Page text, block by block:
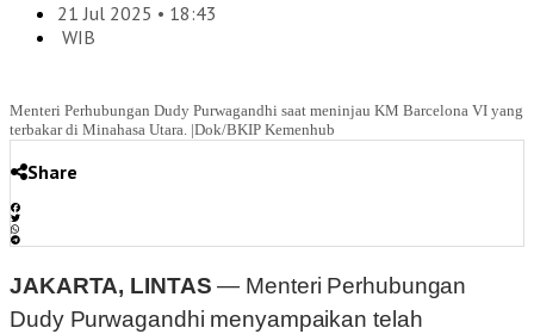
21 Jul 2025 • 18:43
WIB
Menteri Perhubungan Dudy Purwagandhi saat meninjau KM Barcelona VI yang
terbakar di Minahasa Utara. |Dok/BKIP Kemenhub
Share
JAKARTA, LINTAS — Menteri Perhubungan
Dudy Purwagandhi menyampaikan telah